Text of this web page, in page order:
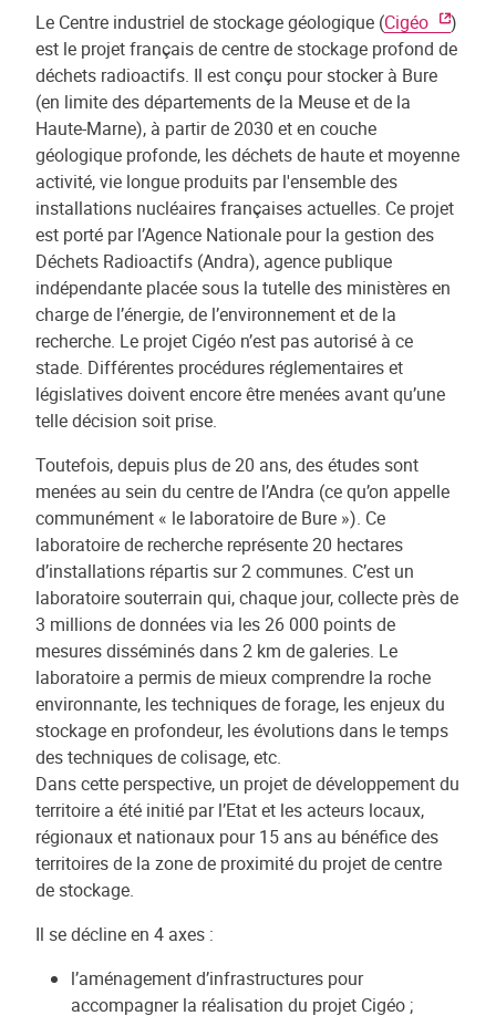
Le Centre industriel de stockage géologique (Cigéo
)
est le projet français de centre de stockage profond de
déchets radioactifs. Il est conçu pour stocker à Bure
(en limite des départements de la Meuse et de la
Haute-Marne), à partir de 2030 et en couche
géologique profonde, les déchets de haute et moyenne
activité, vie longue produits par l'ensemble des
installations nucléaires françaises actuelles. Ce projet
est porté par l’Agence Nationale pour la gestion des
Déchets Radioactifs (Andra), agence publique
indépendante placée sous la tutelle des ministères en
charge de l’énergie, de l’environnement et de la
recherche. Le projet Cigéo n’est pas autorisé à ce
stade. Différentes procédures réglementaires et
législatives doivent encore être menées avant qu’une
telle décision soit prise.
Toutefois, depuis plus de 20 ans, des études sont
menées au sein du centre de l’Andra (ce qu’on appelle
communément « le laboratoire de Bure »). Ce
laboratoire de recherche représente 20 hectares
d’installations répartis sur 2 communes. C’est un
laboratoire souterrain qui, chaque jour, collecte près de
3 millions de données via les 26 000 points de
mesures disséminés dans 2 km de galeries. Le
laboratoire a permis de mieux comprendre la roche
environnante, les techniques de forage, les enjeux du
stockage en profondeur, les évolutions dans le temps
des techniques de colisage, etc.
Dans cette perspective, un projet de développement du
territoire a été initié par l’Etat et les acteurs locaux,
régionaux et nationaux pour 15 ans au bénéfice des
territoires de la zone de proximité du projet de centre
de stockage.
Il se décline en 4 axes :
l’aménagement d’infrastructures pour
accompagner la réalisation du projet Cigéo ;